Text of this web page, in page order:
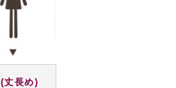
(丈長め)